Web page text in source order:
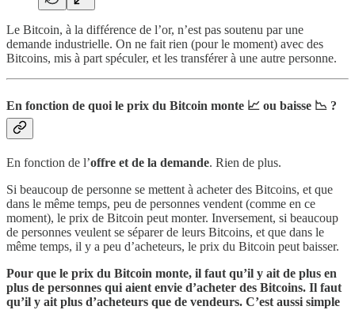
Le Bitcoin, à la différence de l’or, n’est pas soutenu par une
demande industrielle. On ne fait rien (pour le moment) avec des
Bitcoins, mis à part spéculer, et les transférer à une autre personne.
En fonction de quoi le prix du Bitcoin monte 📈 ou baisse 📉 ?
En fonction de l’offre et de la demande. Rien de plus.
Si beaucoup de personne se mettent à acheter des Bitcoins, et que
dans le même temps, peu de personnes vendent (comme en ce
moment), le prix de Bitcoin peut monter. Inversement, si beaucoup
de personnes veulent se séparer de leurs Bitcoins, et que dans le
même temps, il y a peu d’acheteurs, le prix du Bitcoin peut baisser.
Pour que le prix du Bitcoin monte, il faut qu’il y ait de plus en
plus de personnes qui aient envie d’acheter des Bitcoins. Il faut
qu’il y ait plus d’acheteurs que de vendeurs. C’est aussi simple